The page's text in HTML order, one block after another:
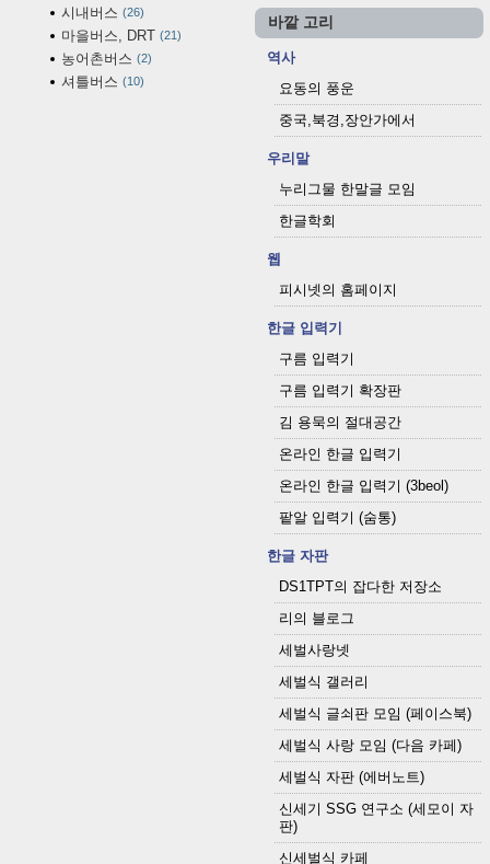
시내버스 26
마을버스, DRT 21
농어촌버스 2
셔틀버스 10
바깥 고리
역사
요동의 풍운
중국,북경,장안가에서
우리말
누리그물 한말글 모임
한글학회
웹
피시넷의 홈페이지
한글 입력기
구름 입력기
구름 입력기 확장판
김 용묵의 절대공간
온라인 한글 입력기
온라인 한글 입력기 (3beol)
팥알 입력기 (숨통)
한글 자판
DS1TPT의 잡다한 저장소
리의 블로그
세벌사랑넷
세벌식 갤러리
세벌식 글쇠판 모임 (페이스북)
세벌식 사랑 모임 (다음 카페)
세벌식 자판 (에버노트)
신세기 SSG 연구소 (세모이 자
판)
신세벌식 카페